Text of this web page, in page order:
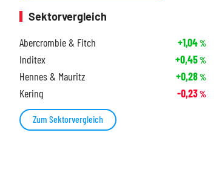
Sektorvergleich
Abercrombie & Fitch
+1,04%
Inditex +0,45%
Hennes & Mauritz +0,28%
Kering -0,23%
Zum Sektorvergleich